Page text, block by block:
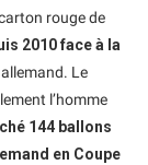
rouge de
2010 face à la
Le
l’homme
144 ballons
en Coupe